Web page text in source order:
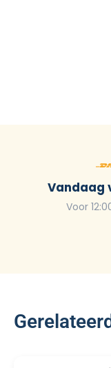
Vandaag
Voor